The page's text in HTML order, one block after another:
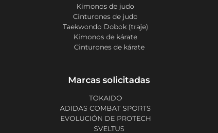
Kimonos de judo
Cinturones de judo
Taekwondo Dobok (traje)
Kimonos de kárate
Cinturones de kárate
Marcas solicitadas
TOKAIDO
ADIDAS COMBAT SPORTS
EVOLUCIÓN DE PROTECH
SVELTUS